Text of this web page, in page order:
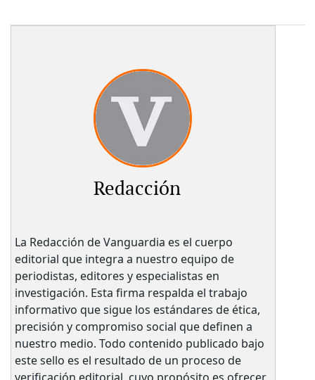
Redacción
La Redacción de Vanguardia es el cuerpo
editorial que integra a nuestro equipo de
periodistas, editores y especialistas en
investigación. Esta firma respalda el trabajo
informativo que sigue los estándares de ética,
precisión y compromiso social que definen a
nuestro medio. Todo contenido publicado bajo
este sello es el resultado de un proceso de